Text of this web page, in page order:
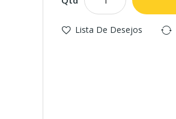
Lista De Desejos